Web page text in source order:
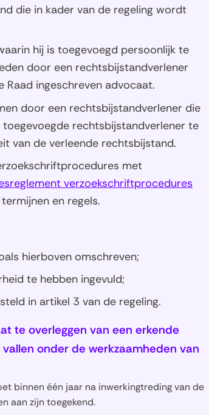
die in kader van de regeling wordt
hij is toegevoegd persoonlijk te
door een rechtsbijstandverlener
Raad ingeschreven advocaat.
door een rechtsbijstandverlener die
rechtsbijstandverlener te
van de verleende rechtsbijstand.
met
verzoekschriftprocedures
en regels.
hierboven omschreven;
te hebben ingevuld;
in artikel 3 van de regeling.
te overleggen van een erkende
onder de werkzaamheden van
binnen één jaar na inwerkingtreding van de
aan zijn toegekend.